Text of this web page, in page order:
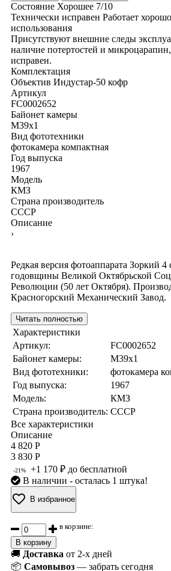
Состояние Хорошее 7/10
Технически исправен Работает хорошо
использования
Присутствуют внешние следы
наличие потертостей и
исправен.
Комплектация
Объектив Индустар-50 кофр
Артикул
FC0002652
Байонет камеры
M39x1
Вид фототехники
фотокамера компактная
Год выпуска
1967
Модель
КМЗ
Страна производитель
СССР
Описание
›
Редкая версия фотоаппарата Зоркий
годовщины Великой Октябрьской
Революции (50 лет Октября).
Красногорский Механический Завод.
Читать полностью
Характеристики
Артикул:
FC0002652
Байонет камеры:
M39x1
Вид фототехники:
фотокамера
Год выпуска:
1967
Модель:
КМЗ
Страна производитель: СССР
Все характеристики
Описание
4 820 Р
3 830 Р
-21%
+1 170 ₽ до бесплатной
В наличии - осталась 1 штука!
В избранное
в корзине:
В корзину
🚚 Доставка от 2-х дней
📦 Самовывоз — забрать сегодня